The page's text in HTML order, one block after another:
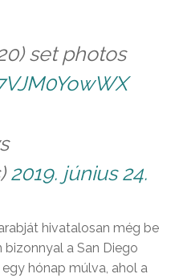
set photos
2019. június 24.
hivatalosan még be
a San Diego
hónap múlva, ahol a